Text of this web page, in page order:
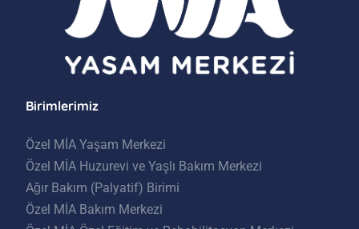
Birimlerimiz
Özel MİA Yaşam Merkezi
Özel MİA Huzurevi ve Yaşlı Bakım Merkezi
Ağır Bakım (Palyatif) Birimi
Özel MİA Bakım Merkezi